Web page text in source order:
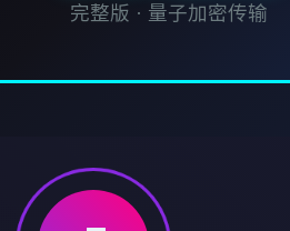
完整版 · 量子加密传输